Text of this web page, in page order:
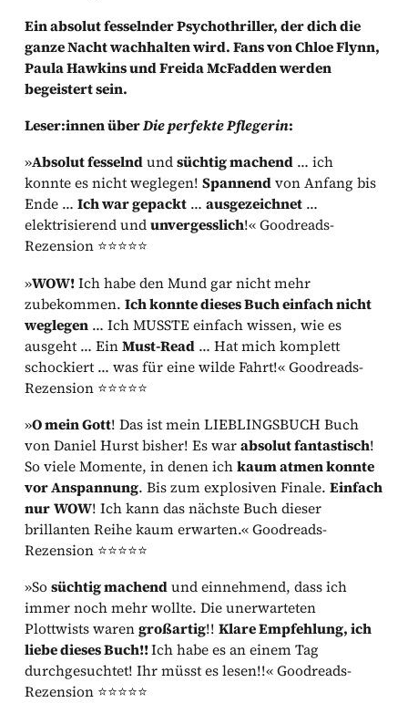
Ein absolut fesselnder Psychothriller, der dich die
ganze Nacht wachhalten wird. Fans von Chloe Flynn,
Paula Hawkins und Freida McFadden werden
begeistert sein.
Leser:innen überDie perfekte Pflegerin:
»Absolut fesselndundsüchtig machend … ich
konnte es nicht weglegen!Spannendvon Anfang bis
Ende …Ich war gepackt …ausgezeichnet …
elektrisierend undunvergesslich!« Goodreads-
Rezension ⭐⭐⭐⭐⭐
»WOW!Ich habe den Mund gar nicht mehr
zubekommen.Ich konnte dieses Buch einfach nicht
weglegen … Ich MUSSTE einfach wissen, wie es
ausgeht … EinMust-Read … Hat mich komplett
schockiert … was für eine wilde Fahrt!« Goodreads-
Rezension ⭐⭐⭐⭐⭐
»O mein Gott! Das ist mein LIEBLINGSBUCH Buch
von Daniel Hurst bisher! Es warabsolut fantastisch!
So viele Momente, in denen ichkaum atmen konnte
vor Anspannung. Bis zum explosiven Finale.Einfach
nurWOW! Ich kann das nächste Buch dieser
brillanten Reihe kaum erwarten.« Goodreads-
Rezension ⭐⭐⭐⭐⭐
»Sosüchtig machendund einnehmend, dass ich
immer noch mehr wollte. Die unerwarteten
Plottwists warengroßartig!!Klare Empfehlung, ich
liebe dieses Buch!!Ich habe es an einem Tag
durchgesuchtet! Ihr müsst es lesen!!« Goodreads-
Rezension ⭐⭐⭐⭐⭐